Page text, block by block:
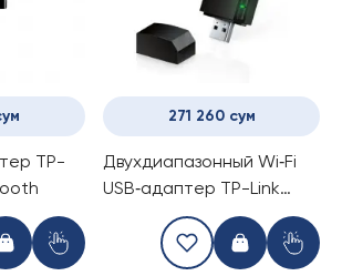
TP-
271 260 сум
Двухдиапазонный Wi‑Fi
USB‑адаптер TP-Link
Archer T4U/AC1300